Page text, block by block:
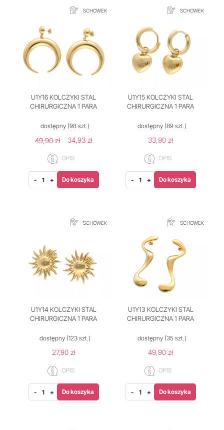
SCHOWEK
U1Y16 KOLCZYKI STAL
CHIRURGICZNA 1 PARA
dostępny(98 szt.)
49,90 zł 34,93 zł
OPIS
- + Do koszyka
SCHOWEK
U1Y15 KOLCZYKI STAL
CHIRURGICZNA 1 PARA
dostępny(89 szt.)
33,90 zł
OPIS
- + Do koszyka
SCHOWEK
U1Y14 KOLCZYKI STAL
CHIRURGICZNA 1 PARA
dostępny(123 szt.)
27,90 zł
OPIS
- + Do koszyka
SCHOWEK
U1Y13 KOLCZYKI STAL
CHIRURGICZNA 1 PARA
dostępny(35 szt.)
49,90 zł
OPIS
- + Do koszyka